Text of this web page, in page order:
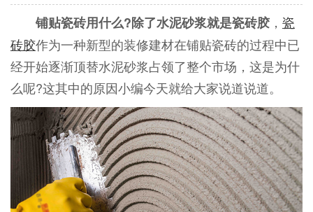
铺贴瓷砖用什么?除了水泥砂浆就是瓷砖胶， 瓷
砖胶作为一种新型的装修建材在铺贴瓷砖的过程中已
经开始逐渐顶替水泥砂浆占领了整个市场，这是为什
么呢?这其中的原因小编今天就给大家说道说道。